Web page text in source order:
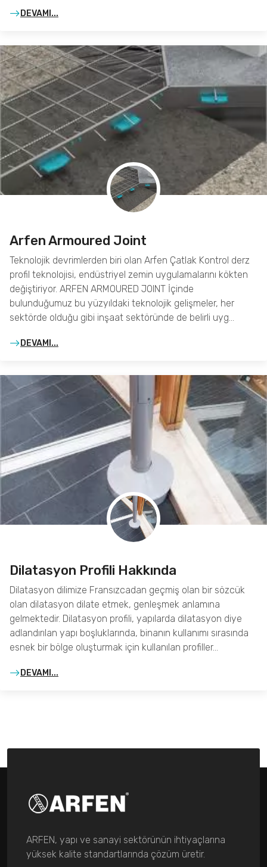
DEVAMI...
Arfen Armoured Joint
Teknolojik devrimlerden biri olan Arfen Çatlak Kontrol derz
profil teknolojisi, endüstriyel zemin uygulamalarını kökten
değiştiriyor. ARFEN ARMOURED JOINT İçinde
bulunduğumuz bu yüzyıldaki teknolojik gelişmeler, her
sektörde olduğu gibi inşaat sektöründe de belirli uyg…
DEVAMI...
Dilatasyon Profili Hakkında
Dilatasyon dilimize Fransızcadan geçmiş olan bir sözcük
olan dilatasyon dilate etmek, genleşmek anlamına
gelmektedir. Dilatasyon profili, yapılarda dilatasyon diye
adlandırılan yapı boşluklarında, binanın kullanımı sırasında
esnek bir bölge oluşturmak için kullanılan profiller…
DEVAMI...
ARFEN, yapı ve sanayi sektörünün ihtiyaçlarına
yüksek kalite standartlarında çözüm üretir.